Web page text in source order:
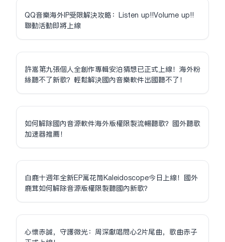
QQ音樂海外IP受限解決攻略：Listen up!!Volume up!!
聯動活動即將上線
許嵩第九張個人全創作專輯安泊猜想已正式上線！海外粉
絲聽不了新歌？輕鬆解決國內音樂軟件出國聽不了！
如何解除國內音源軟件海外版權限制流暢聽歌？國外聽歌
加速器推薦！
白鹿十週年全新EP萬花筒Kaleidoscope今日上線！國外
鹿茸如何解除音源版權限制聽國內新歌？
心懷赤誠，守護微光：周深獻唱問心2片尾曲，歌曲赤子